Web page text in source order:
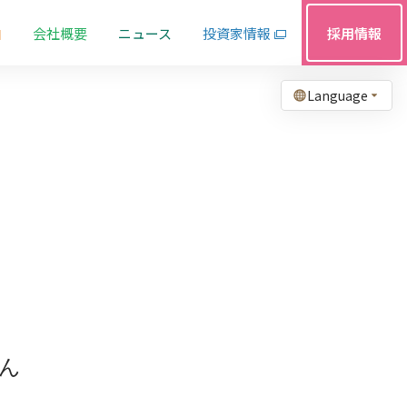
Language
会社概要 ニュース 投資家情報 採用情報